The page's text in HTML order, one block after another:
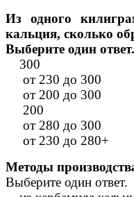
Из одного
кальция, сколько
Выберите один ответ.
300
от 230 до 300
от 200 до 300
200
от 280 до 300
от 230 до 280+
Методы
Выберите один ответ.